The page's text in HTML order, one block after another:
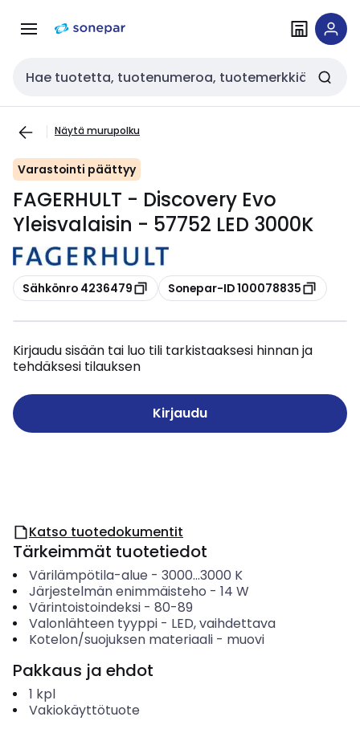
navigointiinsisältöön
Haku
Näytä murupolku
Varastointi päättyy
FAGERHULT - Discovery Evo
Yleisvalaisin - 57752 LED 3000K
Kopioi
Sähkönro 4236479 Kopioi
Sonepar-ID 100078835
Kirjaudu sisään tai luo tili tarkistaaksesi hinnan ja
tehdäksesi tilauksen
Kirjaudu
Katso tuotedokumentit
Tärkeimmät tuotetiedot
Värilämpötila-alue - 3000...3000 K
Järjestelmän enimmäisteho - 14 W
Värintoistoindeksi- 80-89
Valonlähteen tyyppi- LED, vaihdettava
Kotelon/suojuksen materiaali- muovi
Pakkaus ja ehdot
1 kpl
Vakiokäyttötuote